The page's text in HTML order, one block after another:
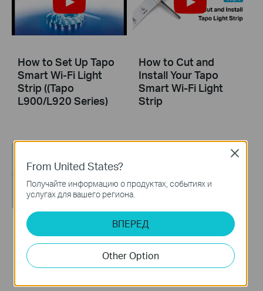
How to Set Up Tapo
Smart Wi-Fi Light
Strip ((Tapo
L900/L920 Series)
How to Cut and
Install Your Tapo
Smart Wi-Fi Light
Strip
How to Reset Your
Tapo Smart Wi-Fi
Light Strip
Quick Tips: How to
Link your TP-Link
Tapo Account to
From United States?
Получайте информацию о продуктах, событиях и
услугах для вашего региона.
ВПЕРЕД
Other Option
Close